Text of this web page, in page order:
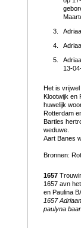
3.
4.
5.
13-
Het is
Klootwijk en
huwelijk
Rotterdam
Bartles
weduwe.
Aart Banes
Bronnen:
1657
1657 avn
en Paulina
1657
paulyna